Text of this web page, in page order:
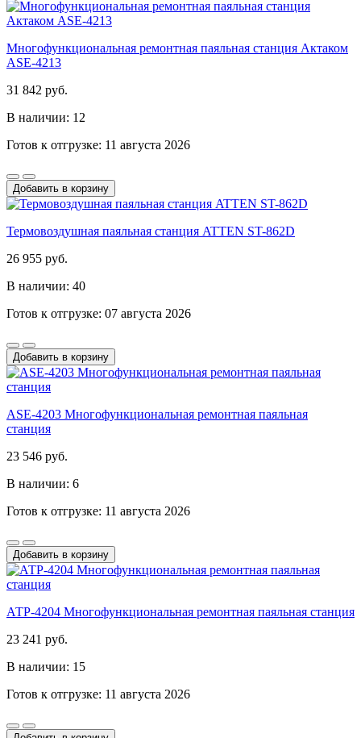
Многофункциональная ремонтная паяльная станция Актаком
ASE-4213
31 842 руб.
В наличии: 12
Готов к отгрузке: 11 августа 2026
Добавить в корзину
Термовоздушная паяльная станция ATTEN ST-862D
26 955 руб.
В наличии: 40
Готов к отгрузке: 07 августа 2026
Добавить в корзину
ASE-4203 Многофункциональная ремонтная паяльная
станция
23 546 руб.
В наличии: 6
Готов к отгрузке: 11 августа 2026
Добавить в корзину
АТР-4204 Многофункциональная ремонтная паяльная станция
23 241 руб.
В наличии: 15
Готов к отгрузке: 11 августа 2026